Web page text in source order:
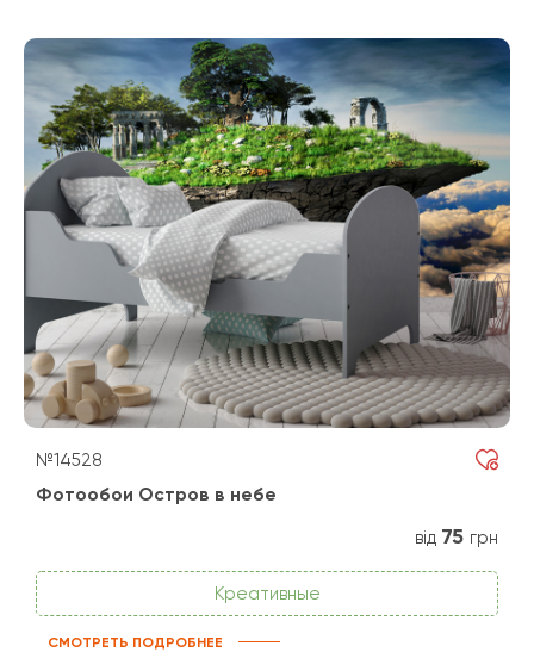
№14528
Фотообои Остров в небе
від 75 грн
Креативные
СМОТРЕТЬ ПОДРОБНЕЕ